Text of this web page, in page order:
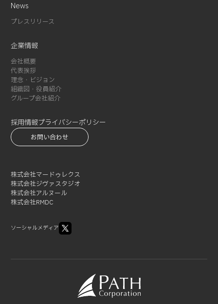
2023-01 (1)
2022-11 (4)
2022-04 (1)
2022-01 (1)
2021-12 (1)
2021-10 (3)
2021-09 (1)
2021-07 (3)
2021-06 (1)
2021-03 (2)
2021-02 (1)
News
プレスリリース
企業情報
会社概要
代表挨拶
理念・ビジョン
組織図・役員紹介
グループ会社紹介
採用情報プライバシーポリシー
お問い合わせ
株式会社マードゥレクス
株式会社ジヴァスタジオ
株式会社アルヌール
株式会社RMDC
ソーシャルメディア